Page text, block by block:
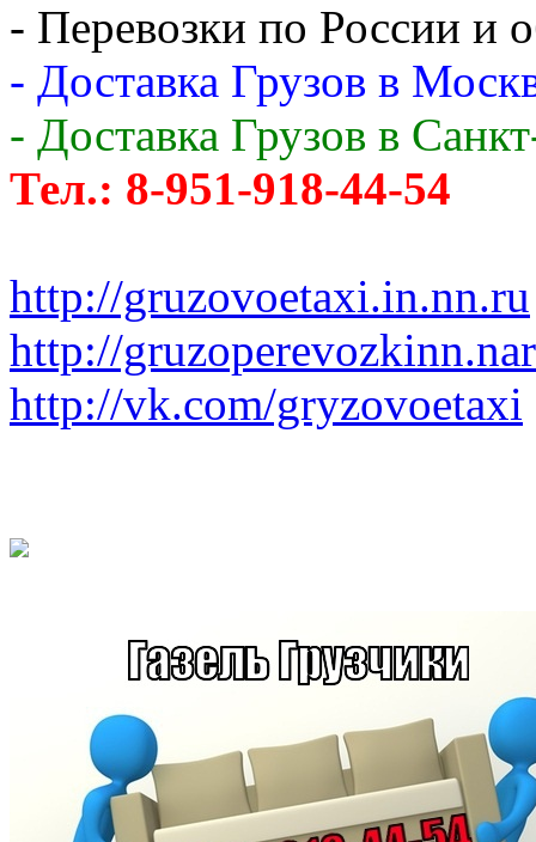
- Перевозки по России и
- Доставка Грузов в
- Доставка Грузов в
Тел.: 8-951-918-44-54
http://gruzovoetaxi.in.nn.ru
http://
http://vk.com/gryzovoetaxi